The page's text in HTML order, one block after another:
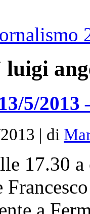
luigi
5/2013
| di
17.30